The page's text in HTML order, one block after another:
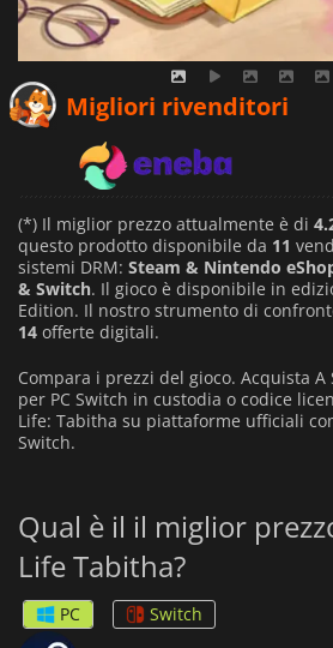
Migliori rivenditori
(*) Il miglior prezzo attualmente è di
questo prodotto disponibile da 11
sistemi DRM: Steam & Nintendo
& Switch. Il gioco è disponibile in
Edition. Il nostro strumento di
14 offerte digitali.
Compara i prezzi del gioco. Acquista
per PC Switch in custodia o codice
Life: Tabitha su piattaforme ufficiali
Switch.
Qual è il il miglior
Life Tabitha?
PC
Switch